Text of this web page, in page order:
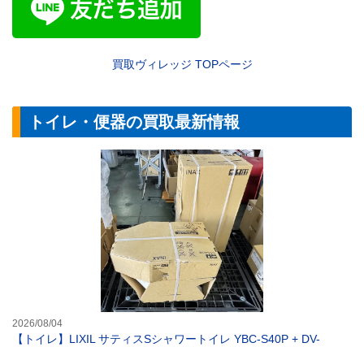
買取ヴィレッジ TOPページ
トイレ・便器の買取最新情報
2026/08/04
【トイレ】LIXIL サティスSシャワートイレ YBC-S40P + DV-